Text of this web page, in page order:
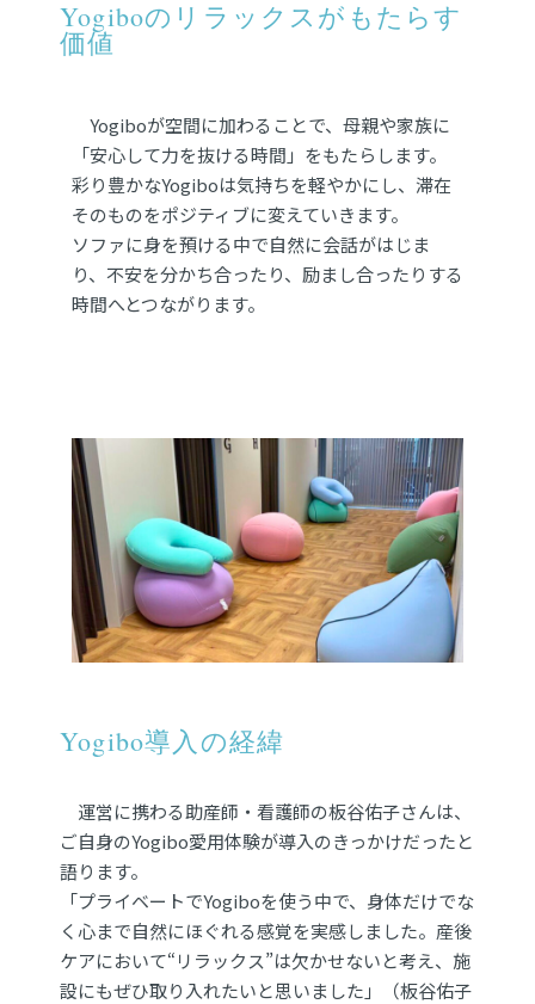
Yogiboのリラックスがもたらす
価値
Yogiboが空間に加わることで、母親や家族に
「安心して力を抜ける時間」をもたらします。
彩り豊かなYogiboは気持ちを軽やかにし、滞在
そのものをポジティブに変えていきます。
ソファに身を預ける中で自然に会話がはじま
り、不安を分かち合ったり、励まし合ったりする
時間へとつながります。
Yogibo導入の経緯
運営に携わる助産師・看護師の板谷佑子さんは、
ご自身のYogibo愛用体験が導入のきっかけだったと
語ります。
「プライベートでYogiboを使う中で、身体だけでな
く心まで自然にほぐれる感覚を実感しました。産後
ケアにおいて“リラックス”は欠かせないと考え、施
設にもぜひ取り入れたいと思いました」（板谷佑子